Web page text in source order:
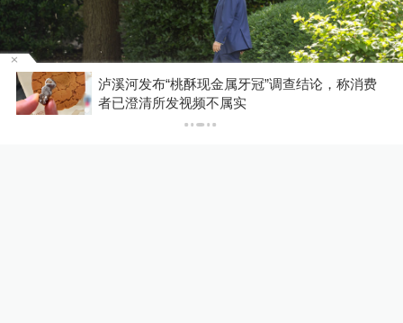
6月6日，在美国华盛顿白宫，美国总统特朗普
准备登机。新华社记者胡友松摄
泸溪河发布“桃酥现金属牙冠”调查结论，称消费
者已澄清所发视频不属实